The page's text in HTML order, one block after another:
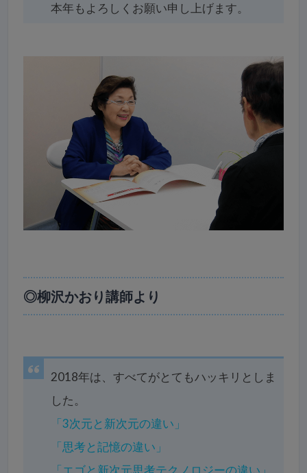
本年もよろしくお願い申し上げます。
◎柳沢かおり講師より
2018年は、すべてがとてもハッキリとしま
した。
「3次元と新次元の違い」
「思考と記憶の違い」
「エゴと新次元思考テクノロジーの違い」